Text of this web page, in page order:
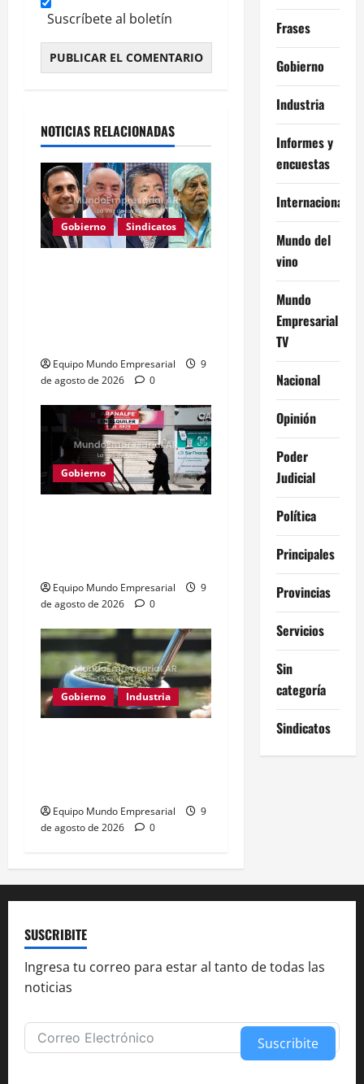
Suscríbete al boletín
NOTICIAS RELACIONADAS
Gobierno Sindicatos
Equipo Mundo Empresarial
9
de agosto de 2026
0
Gobierno
Equipo Mundo Empresarial
9
de agosto de 2026
0
Gobierno Industria
Equipo Mundo Empresarial
9
de agosto de 2026
0
Frases
Gobierno
Industria
Informes y
encuestas
Internacional
Mundo del
vino
Mundo
Empresarial
TV
Nacional
Opinión
Poder
Judicial
Política
Principales
Provincias
Servicios
Sin
categoría
Sindicatos
SUSCRIBITE
Ingresa tu correo para estar al tanto de todas las
noticias
Suscribite